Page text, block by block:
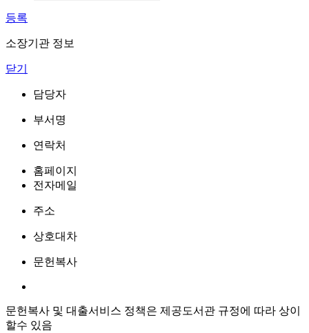
등록
소장기관 정보
닫기
담당자
부서명
연락처
홈페이지
전자메일
주소
상호대차
문헌복사
문헌복사 및 대출서비스 정책은 제공도서관 규정에 따라 상이
할수 있음